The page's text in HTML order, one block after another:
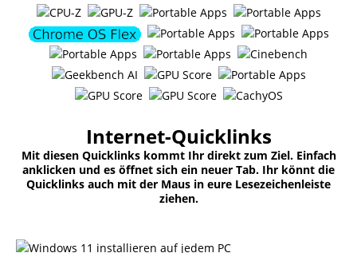
Internet-Quicklinks
Mit diesen Quicklinks kommt Ihr direkt zum Ziel. Einfach
anklicken und es öffnet sich ein neuer Tab. Ihr könnt die
Quicklinks auch mit der Maus in eure Lesezeichenleiste
ziehen.